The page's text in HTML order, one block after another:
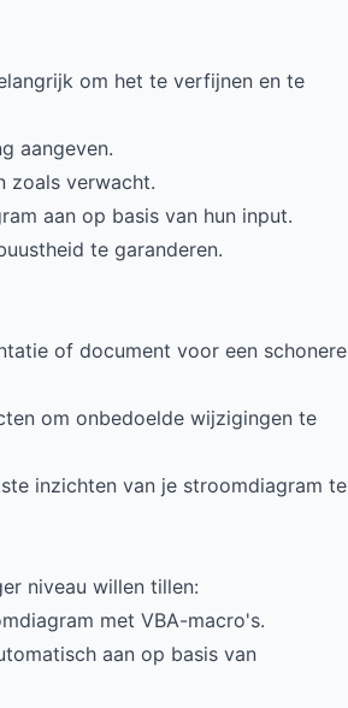
om het te verfijnen en te
aangeven.
zoals verwacht.
aan op basis van hun input.
te garanderen.
of document voor een schonere
om onbedoelde wijzigingen te
inzichten van je stroomdiagram te
niveau willen tillen:
met VBA-macro's.
aan op basis van